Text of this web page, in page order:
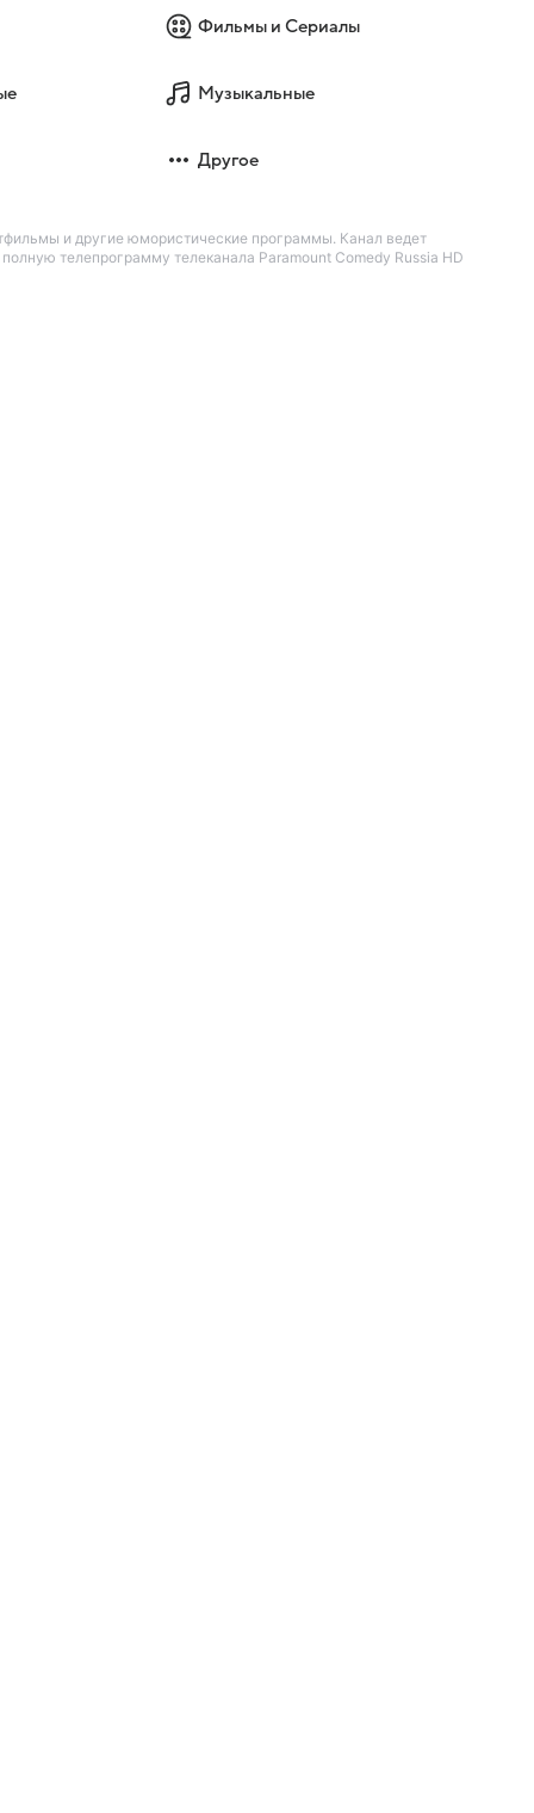
Фильмы и Сериалы
Музыкальные
Другое
и другие юмористические программы. Канал ведет
телепрограмму телеканала Paramount Comedy Russia HD